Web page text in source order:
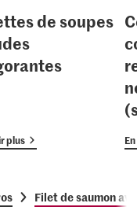
de soupes
plus
Filet de saumon